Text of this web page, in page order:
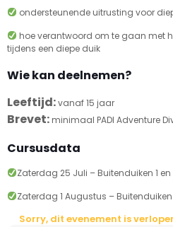
ondersteunende uitrusting voor
hoe verantwoord om te gaan met
tijdens een diepe duik
Wie kan deelnemen?
Leeftijd:vanaf 15 jaar
Brevet: minimaal PADI Adventure
Cursusdata
Zaterdag 25 Juli – Buitenduiken 1 en
Zaterdag 1 Augustus –
Sorry, dit evenement is